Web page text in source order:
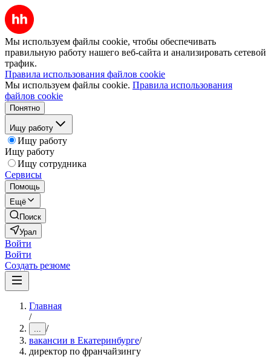
Мы используем файлы cookie, чтобы обеспечивать
правильную работу нашего веб-сайта и анализировать сетевой
трафик.
Правила использования файлов cookie
Мы используем файлы cookie. Правила использования
файлов cookie
Понятно
Ищу работу
Ищу работу
Ищу работу
Ищу сотрудника
Сервисы
Помощь
Ещё
Поиск
Урал
Войти
Войти
Создать резюме
Главная
/
... /
вакансии в Екатеринбурге/
директор по франчайзингу